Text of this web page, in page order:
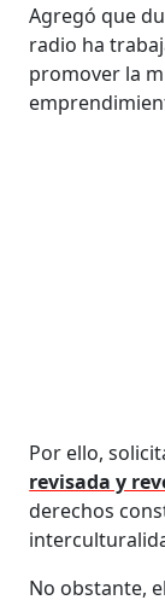
Agregó que
radio ha
promover la
Por ello,
revisada y
derechos
No obstante,